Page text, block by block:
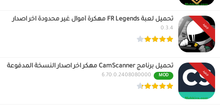
جديد
تحميل لعبة FR Legends مهكرة أموال غير محدودة اخر اصدار
0.3.4
جديد
تحميل برنامج CamScanner مهكر اخر اصدار النسخة المدفوعة
MOD
6.70.0.2408080000